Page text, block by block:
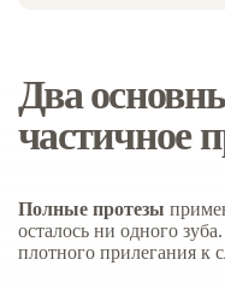
Два
частичное
Полные протезы
осталось ни одного
плотного прилегания к